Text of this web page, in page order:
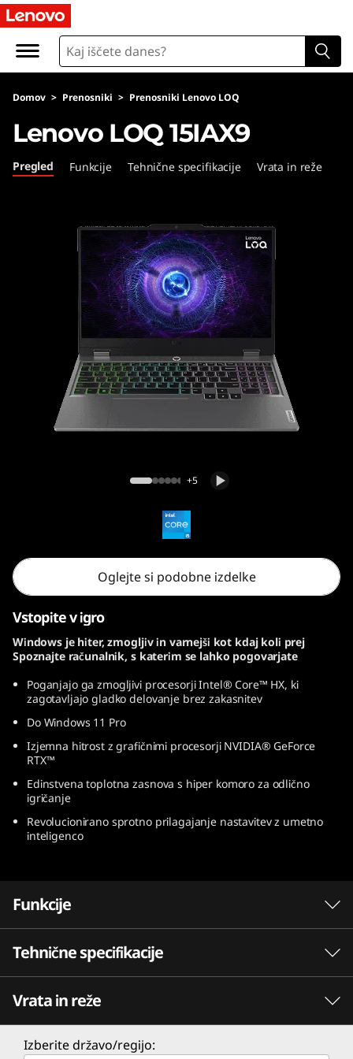
L
n
o
o
Domov > Prenosniki > Prenosniki Lenovo LOQ
Lenovo LOQ 15IAX9
Pregled Funkcije Tehnične specifikacije Vrata in reže
+5
Oglejte si podobne izdelke
Vstopite v igro
Windows je hiter, zmogljiv in varnejši kot kdaj koli prej
Spoznajte računalnik, s katerim se lahko pogovarjate
Poganjajo ga zmogljivi procesorji Intel® Core™ HX, ki
zagotavljajo gladko delovanje brez zakasnitev
Do Windows 11 Pro
Izjemna hitrost z grafičnimi procesorji NVIDIA® GeForce
RTX™
Edinstvena toplotna zasnova s hiper komoro za odlično
igričanje
Revolucionirano sprotno prilagajanje nastavitev z umetno
inteligenco
Funkcije
Igranje na ravni namiznega računalnika z
Intel®
S procesorji Intel® Core™ 12. generacije
zmogljivost v resničnem svetu. Združujejo
Tehnične specifikacije
ZMOGLJIVOST
Procesor
Vrata in reže
Izberite državo/regijo: